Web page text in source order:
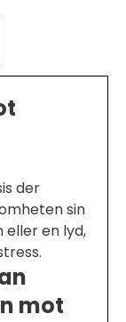
der
sin
eller en lyd,
mot